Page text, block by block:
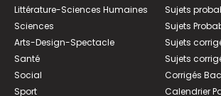
Littérature-Sciences Humaines
Sciences
Arts-Design-Spectacle
Santé
Social
Sport
Sujets
Sujets
Sujets
Sujets
Corrigés
Calendrier